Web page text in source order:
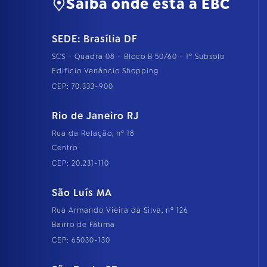
Saiba onde está a EBC
SEDE: Brasília DF
SCS - Quadra 08 - Bloco B 50/60 - 1º Subsolo
Edifício Venâncio Shopping
CEP: 70.333-900
Rio de Janeiro RJ
Rua da Relação, nº 18
Centro
CEP: 20.231-110
São Luís MA
Rua Armando Vieira da Silva, nº 126
Bairro de Fátima
CEP: 65030-130